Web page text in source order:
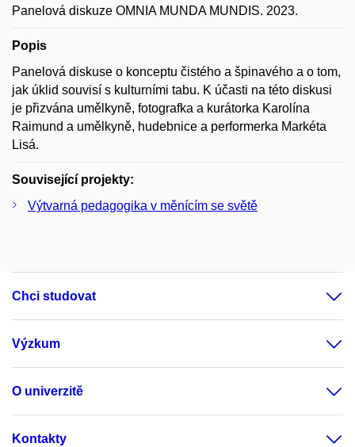
Panelová diskuze OMNIA MUNDA MUNDIS. 2023.
Popis
Panelová diskuse o konceptu čistého a špinavého a o tom,
jak úklid souvisí s kulturními tabu. K účasti na této diskusi
je přizvána umělkyně, fotografka a kurátorka Karolína
Raimund a umělkyně, hudebnice a performerka Markéta
Lisá.
Související projekty:
Výtvarná pedagogika v měnícím se světě
Chci studovat
Výzkum
O univerzitě
Kontakty